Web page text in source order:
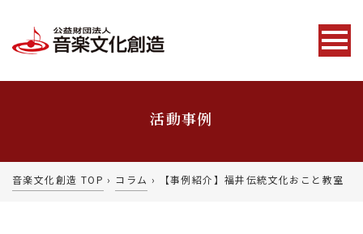
活動事例
音楽文化創造 TOP › コラム › 【事例紹介】福井伝統文化おこと教室